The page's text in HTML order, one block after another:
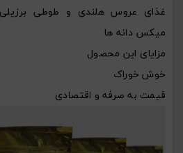
میکس دانه ها
مزایای این محصول
خوش خوراک
قیمت به صرفه و اقتصادی